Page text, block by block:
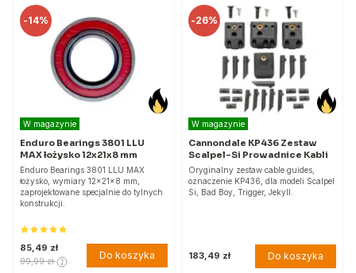
-14%
W magazynie
Enduro Bearings 3801 LLU
MAX łożysko 12x21x8 mm
Enduro Bearings 3801 LLU MAX
łożysko, wymiary 12x21x8 mm,
zaprojektowane specjalnie do tylnych
konstrukcji.
85,49 zł
99,99 zł Do koszyka
-26%
W magazynie
Cannondale KP436 Zestaw
Scalpel-Si Prowadnice Kabli
Oryginalny zestaw cable guides,
oznaczenie KP436, dla modeli Scalpel
Si, Bad Boy, Trigger, Jekyll.
183,49 zł Do koszyka